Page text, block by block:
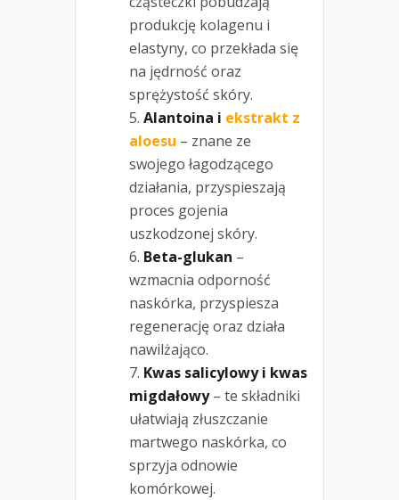
produkcję kolagenu i
elastyny, co przekłada się
na jędrność oraz
sprężystość skóry.
Alantoina i ekstrakt z
aloesu – znane ze
swojego łagodzącego
działania, przyspieszają
proces gojenia
uszkodzonej skóry.
Beta-glukan –
wzmacnia odporność
naskórka, przyspiesza
regenerację oraz działa
nawilżająco.
Kwas salicylowy i kwas
migdałowy– te składniki
ułatwiają złuszczanie
martwego naskórka, co
sprzyja odnowie
komórkowej.